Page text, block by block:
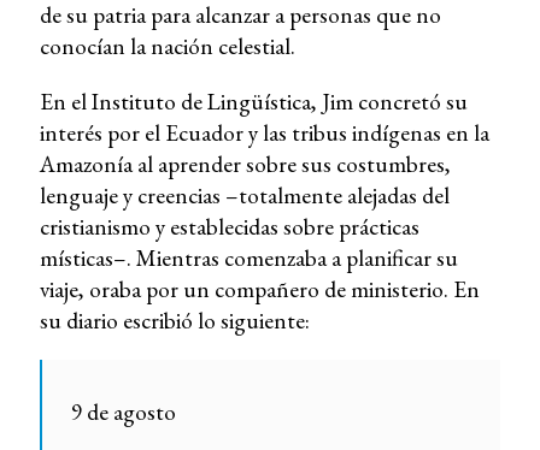
de su patria para alcanzar a personas que no
conocían la nación celestial.
En el Instituto de Lingüística, Jim concretó su
interés por el Ecuador y las tribus indígenas en la
Amazonía al aprender sobre sus costumbres,
lenguaje y creencias –totalmente alejadas del
cristianismo y establecidas sobre prácticas
místicas–. Mientras comenzaba a planificar su
viaje, oraba por un compañero de ministerio. En
su diario escribió lo siguiente:
9 de agosto